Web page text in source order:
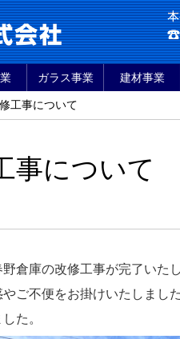
ガラス事業 建材事業
工事について
について
倉庫の改修工事が完了いたし
ご不便をお掛けいたしました
た。